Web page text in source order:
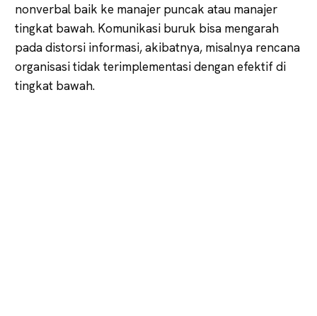
nonverbal baik ke manajer puncak atau manajer
tingkat bawah. Komunikasi buruk bisa mengarah
pada distorsi informasi, akibatnya, misalnya rencana
organisasi tidak terimplementasi dengan efektif di
tingkat bawah.